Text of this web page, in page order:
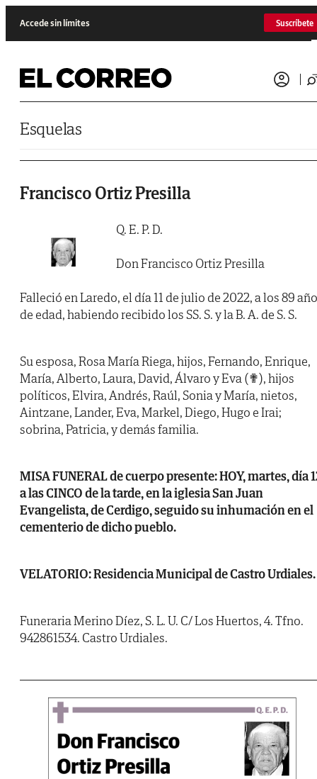
Accede sin límites Suscríbete
Esquelas
Francisco Ortiz Presilla
Q. E. P. D.
Don Francisco Ortiz Presilla
Falleció en Laredo, el día 11 de julio de 2022, a los 89
de edad, habiendo recibido los SS. S. y la B. A. de S. S.
Su esposa, Rosa María Riega, hijos, Fernando, Enrique,
María, Alberto, Laura, David, Álvaro y Eva (✟), hijos
políticos, Elvira, Andrés, Raúl, Sonia y María, nietos,
Aintzane, Lander, Eva, Markel, Diego, Hugo e Irai;
sobrina, Patricia, y demás familia.
MISA FUNERAL de cuerpo presente: HOY, martes, día
a las CINCO de la tarde, en la iglesia San Juan
Evangelista, de Cerdigo, seguido su inhumación en el
cementerio de dicho pueblo.
VELATORIO: Residencia Municipal de Castro Urdiales.
Funeraria Merino Díez, S. L. U. C/ Los Huertos, 4. Tfno.
942861534. Castro Urdiales.